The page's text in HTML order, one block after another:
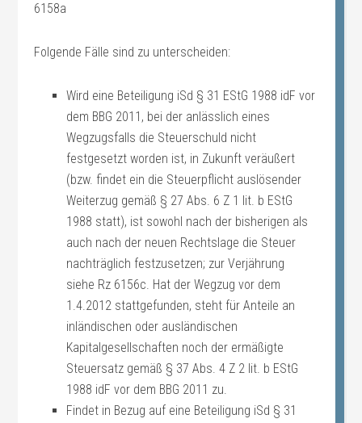
6158a
Folgende Fälle sind zu unterscheiden:
Wird eine Beteiligung iSd § 31 EStG 1988 idF vor
dem BBG 2011, bei der anlässlich eines
Wegzugsfalls die Steuerschuld nicht
festgesetzt worden ist, in Zukunft veräußert
(bzw. findet ein die Steuerpflicht auslösender
Weiterzug gemäß § 27 Abs. 6 Z 1 lit. b EStG
1988 statt), ist sowohl nach der bisherigen als
auch nach der neuen Rechtslage die Steuer
nachträglich festzusetzen; zur Verjährung
siehe Rz 6156c. Hat der Wegzug vor dem
1.4.2012 stattgefunden, steht für Anteile an
inländischen oder ausländischen
Kapitalgesellschaften noch der ermäßigte
Steuersatz gemäß § 37 Abs. 4 Z 2 lit. b EStG
1988 idF vor dem BBG 2011 zu.
Findet in Bezug auf eine Beteiligung iSd § 31